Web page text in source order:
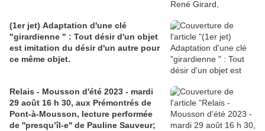
(1er jet) Adaptation d'une clé
"girardienne " : Tout désir d'un objet
est imitation du désir d'un autre pour
ce même objet.
Relais - Mousson d'été 2023 - mardi
29 août 16 h 30, aux Prémontrés de
Pont-à-Mousson, lecture performée
de ''presqu’îl-e'' de Pauline Sauveur;